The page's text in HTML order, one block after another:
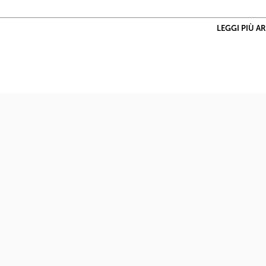
LEGGI PIÙ